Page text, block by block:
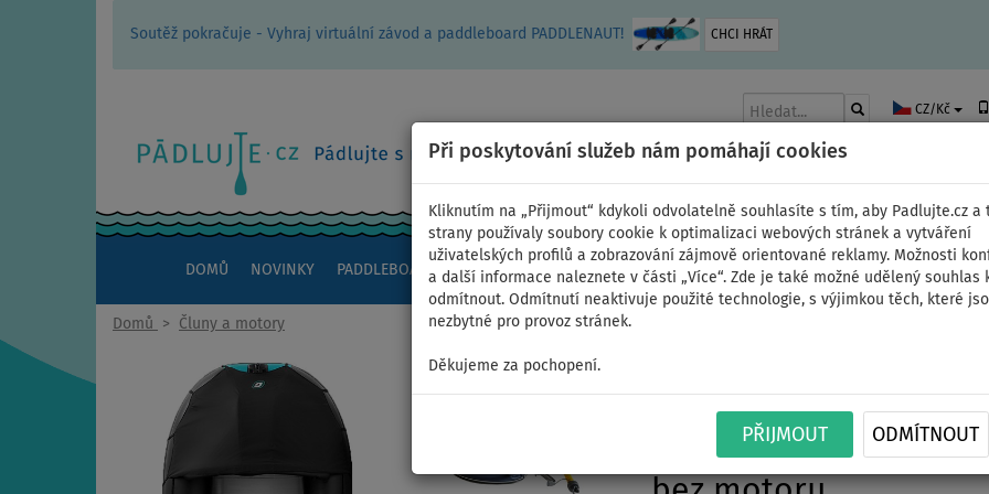
Soutěž pokračuje - Vyhraj virtuální závod a paddleboard PADDLENAUT! CHCI HRÁT
Při poskytování služeb nám pomáhají cookies
Kliknutím na „Přijmout“ kdykoli odvolatelně souhlasíte s tím, aby Padlujte.cz a
strany používaly soubory cookie k optimalizaci webových stránek a vytváření
uživatelských profilů a zobrazování zájmově orientované reklamy. Možnosti
a další informace naleznete v části „Více“. Zde je také možné udělený souhlas
odmítnout. Odmítnutí neaktivuje použité technologie, s výjimkou těch, které
nezbytné pro provoz stránek.
Děkujeme za pochopení.
PŘIJMOUT ODMÍTNOUT
CZ/Kč
DOMŮ NOVINKY PADDLEBOARDY KAJAKY ČLUNY A MOTORY PÁDLA PLACHTY OBLEČENÍ
Domů > Čluny a motory
Člun GLADIATOR
- nafukovací člun s